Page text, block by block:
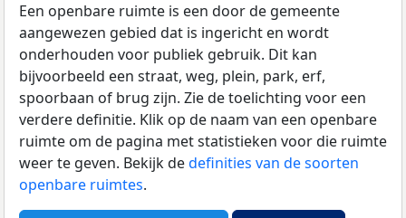
Een openbare ruimte is een door de gemeente
aangewezen gebied dat is ingericht en wordt
onderhouden voor publiek gebruik. Dit kan
bijvoorbeeld een straat, weg, plein, park, erf,
spoorbaan of brug zijn. Zie de toelichting voor een
verdere definitie. Klik op de naam van een openbare
ruimte om de pagina met statistieken voor die ruimte
weer te geven. Bekijk dedefinities van de soorten
openbare ruimtes.